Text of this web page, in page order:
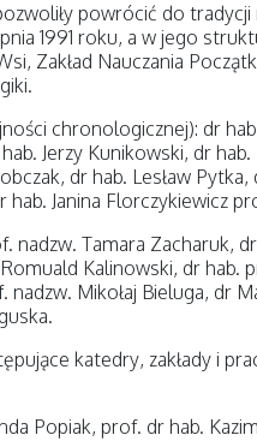
powrócić do
1991 roku, a w jego
Zakład Nauczania
chronologicznej): dr
Jerzy Kunikowski, dr
dr hab. Lesław
Janina Florczykiewicz
Tamara Zacharuk,
Kalinowski, dr hab.
Mikołaj Bieluga, dr
katedry, zakłady i
Popiak, prof. dr hab.